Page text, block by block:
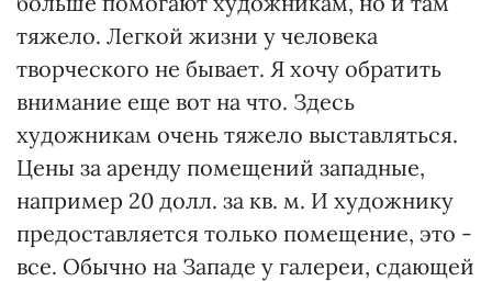
тяжело. Легкой жизни у человека
творческого не бывает. Я хочу обратить
внимание еще вот на что. Здесь
художникам очень тяжело выставляться.
Цены за аренду помещений западные,
например 20 долл. за кв. м. И художнику
предоставляется только помещение, это -
все. Обычно на Западе у галереи, сдающей